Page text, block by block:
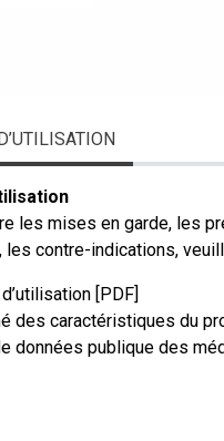
les mises en garde, les
les contre-indications,
[PDF]
des caractéristiques du
données publique des